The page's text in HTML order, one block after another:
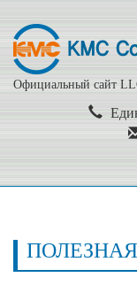
Официальный сайт